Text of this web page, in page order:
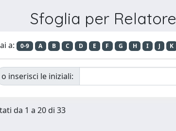
Sfoglia per Relatore
a: 0-9 A B C D E F G H I J K
o inserisci le iniziali:
da 1 a 20 di 33